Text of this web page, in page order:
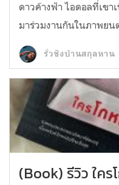
ดาวค้างฟ้า ไอดอลที่เข
มาร่วมงานกันในภาพยน
รั่วชิงบ้านสกุลหาน
(Book) รีวิว ใค